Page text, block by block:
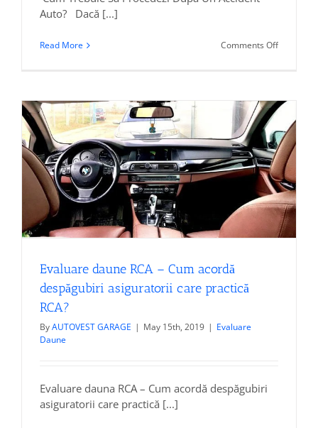
Auto? Dacă [...]
Read More Comments Offon
După
Accident
Auto?
Evaluare daune RCA – Cum acordă
despăgubiri asiguratorii care practică
RCA?
ByAUTOVEST GARAGE | May 15th, 2019 | Evaluare
Daune
Evaluare dauna RCA – Cum acordă despăgubiri
asiguratorii care practică [...]